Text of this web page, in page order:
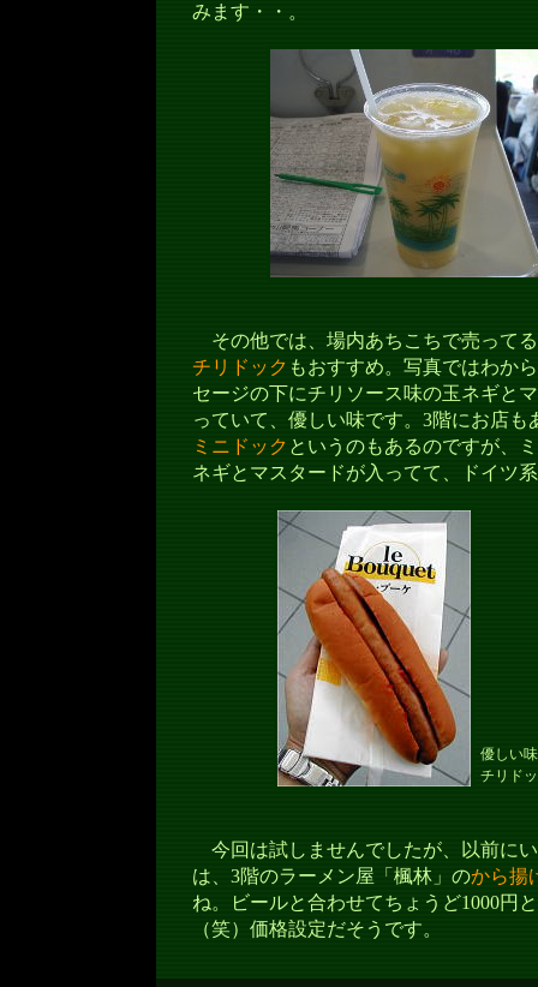
みます・・。
その他では、場内あちこちで売って
チリドック もおすすめ。写真ではわか
セージの下にチリソース味の玉ネギと
っていて、優しい味です。3階にお店も
ミニドック というのもあるのですが、
ネギとマスタードが入ってて、ドイツ
優しい
チリド
今回は試しませんでしたが、以前に
は、3階のラーメン屋「楓林」のから揚
ね。ビールと合わせてちょうど1000円
（笑）価格設定だそうです。